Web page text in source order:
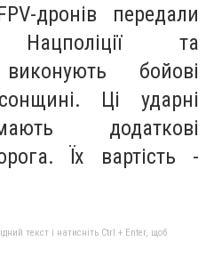
дронів передали
Нацполіції та
бойові
Ці ударні
додаткові
Їх вартість -
текст і натисніть Ctrl + Enter, щоб